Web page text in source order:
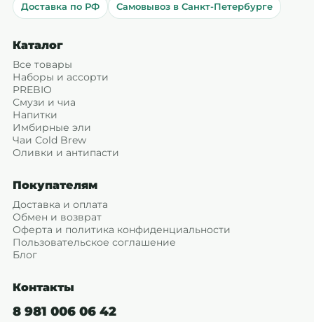
Доставка по РФ Самовывоз в Санкт-Петербурге
Каталог
Все товары
Наборы и ассорти
PREBIO
Смузи и чиа
Напитки
Имбирные эли
Чаи Cold Brew
Оливки и антипасти
Покупателям
Доставка и оплата
Обмен и возврат
Оферта и политика конфиденциальности
Пользовательское соглашение
Блог
Контакты
8 981 006 06 42